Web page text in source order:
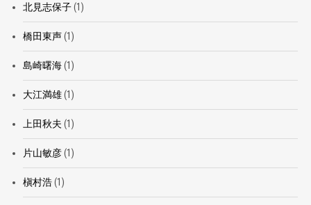
北見志保子(1)
橋田東声(1)
島崎曙海(1)
大江満雄(1)
上田秋夫 (1)
片山敏彦(1)
槇村浩(1)